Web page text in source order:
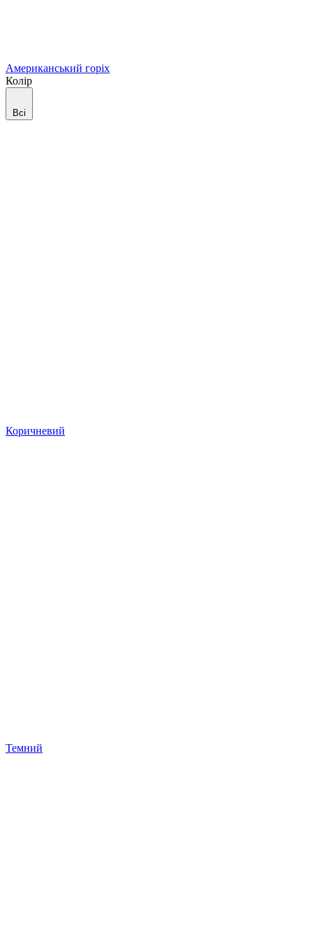
Американський горіх
Колір
Всі
Коричневий
Темний